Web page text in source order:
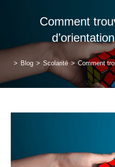
Comment
> Blog > Scolarité > Comment